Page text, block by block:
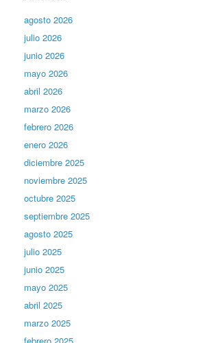
agosto 2026
julio 2026
junio 2026
mayo 2026
abril 2026
marzo 2026
febrero 2026
enero 2026
diciembre 2025
noviembre 2025
octubre 2025
septiembre 2025
agosto 2025
julio 2025
junio 2025
mayo 2025
abril 2025
marzo 2025
febrero 2025